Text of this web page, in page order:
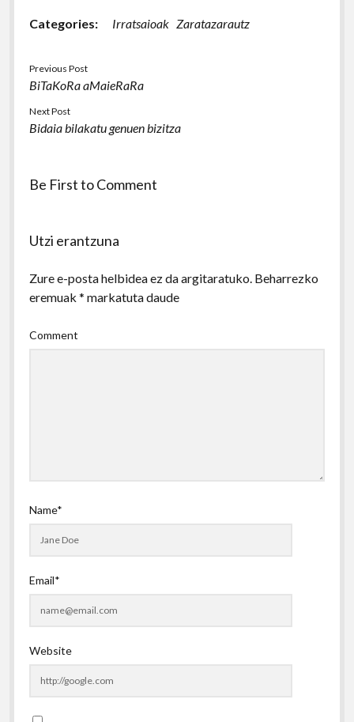
Categories: Irratsaioak Zaratazarautz
Previous Post
BiTaKoRa aMaieRaRa
Next Post
Bidaia bilakatu genuen bizitza
Be First to Comment
Utzi erantzuna
Zure e-posta helbidea ez da argitaratuko. Beharrezko
eremuak * markatuta daude
Comment
Name*
Email*
Website